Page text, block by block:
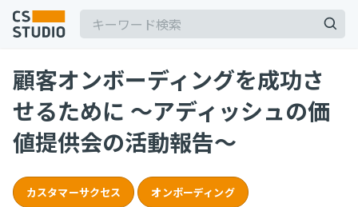
顧客オンボーディングを成功さ
せるために 〜アディッシュの価
値提供会の活動報告〜
カスタマーサクセス オンボーディング